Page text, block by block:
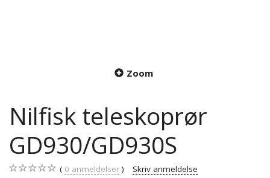
Zoom
Nilfisk teleskoprør
GD930/GD930S
0 anmeldelser Skriv anmeldelse